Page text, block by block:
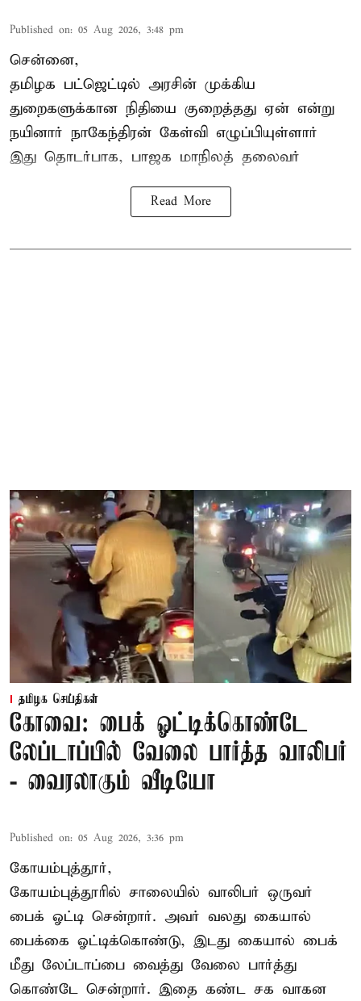
Published on: 05 Aug 2026, 3:48 pm
சென்னை,
தமிழக பட்ஜெட்டில் அரசின் முக்கிய
துறைகளுக்கான நிதியை குறைத்தது ஏன் என்று
நயினார் நாகேந்திரன் கேள்வி எழுப்பியுள்ளார்
இது தொடர்பாக, பாஜக மாநிலத் தலைவர்
Read More
தமிழக செய்திகள்
கோவை: பைக் ஓட்டிக்கொண்டே
லேப்டாப்பில் வேலை பார்த்த வாலிபர்
- வைரலாகும் வீடியோ
Published on: 05 Aug 2026, 3:36 pm
கோயம்புத்தூர்,
கோயம்புத்தூரில் சாலையில் வாலிபர் ஒருவர்
பைக் ஓட்டி சென்றார். அவர் வலது கையால்
பைக்கை ஓட்டிக்கொண்டு, இடது கையால் பைக்
மீது லேப்டாப்பை வைத்து வேலை பார்த்து
கொண்டே சென்றார். இதை கண்ட சக வாகன